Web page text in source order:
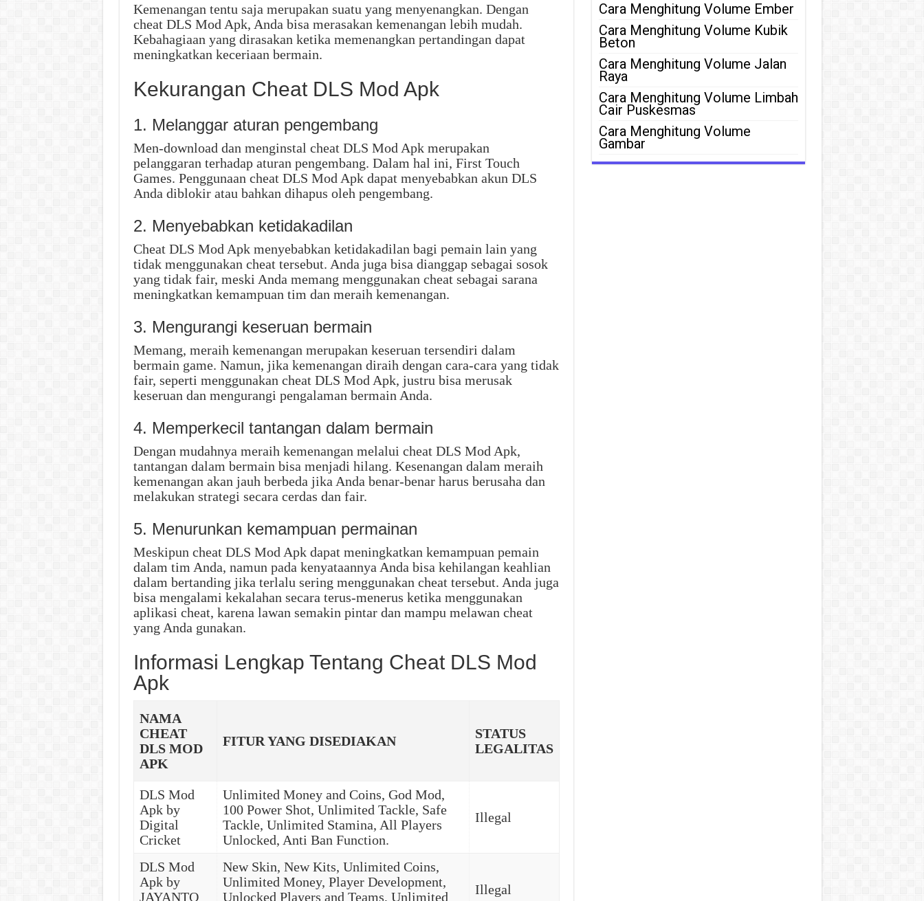
Kemenangan tentu saja merupakan suatu yang menyenangkan. Dengan
cheat DLS Mod Apk, Anda bisa merasakan kemenangan lebih mudah.
Kebahagiaan yang dirasakan ketika memenangkan pertandingan dapat
meningkatkan keceriaan bermain.
Kekurangan Cheat DLS Mod Apk
1. Melanggar aturan pengembang
Men-download dan menginstal cheat DLS Mod Apk merupakan
pelanggaran terhadap aturan pengembang. Dalam hal ini, First Touch
Games. Penggunaan cheat DLS Mod Apk dapat menyebabkan akun DLS
Anda diblokir atau bahkan dihapus oleh pengembang.
2. Menyebabkan ketidakadilan
Cheat DLS Mod Apk menyebabkan ketidakadilan bagi pemain lain yang
tidak menggunakan cheat tersebut. Anda juga bisa dianggap sebagai sosok
yang tidak fair, meski Anda memang menggunakan cheat sebagai sarana
meningkatkan kemampuan tim dan meraih kemenangan.
3. Mengurangi keseruan bermain
Memang, meraih kemenangan merupakan keseruan tersendiri dalam
bermain game. Namun, jika kemenangan diraih dengan cara-cara yang tidak
fair, seperti menggunakan cheat DLS Mod Apk, justru bisa merusak
keseruan dan mengurangi pengalaman bermain Anda.
4. Memperkecil tantangan dalam bermain
Dengan mudahnya meraih kemenangan melalui cheat DLS Mod Apk,
tantangan dalam bermain bisa menjadi hilang. Kesenangan dalam meraih
kemenangan akan jauh berbeda jika Anda benar-benar harus berusaha dan
melakukan strategi secara cerdas dan fair.
5. Menurunkan kemampuan permainan
Meskipun cheat DLS Mod Apk dapat meningkatkan kemampuan pemain
dalam tim Anda, namun pada kenyataannya Anda bisa kehilangan keahlian
dalam bertanding jika terlalu sering menggunakan cheat tersebut. Anda juga
bisa mengalami kekalahan secara terus-menerus ketika menggunakan
aplikasi cheat, karena lawan semakin pintar dan mampu melawan cheat
yang Anda gunakan.
Informasi Lengkap Tentang Cheat DLS Mod
Apk
NAMA
CHEAT
DLS MOD
APK
FITUR YANG DISEDIAKAN
STATUS
LEGALITAS
DLS Mod
Apk by
Digital
Cricket
Unlimited Money and Coins, God Mod,
100 Power Shot, Unlimited Tackle, Safe
Tackle, Unlimited Stamina, All Players
Unlocked, Anti Ban Function.
Illegal
DLS Mod
Apk by
JAYANTO
New Skin, New Kits, Unlimited Coins,
Unlimited Money, Player Development,
Unlocked Players and Teams, Unlimited
Illegal
Cara Menghitung Volume Ember
Cara Menghitung Volume Kubik
Beton
Cara Menghitung Volume Jalan
Raya
Cara Menghitung Volume Limbah
Cair Puskesmas
Cara Menghitung Volume
Gambar